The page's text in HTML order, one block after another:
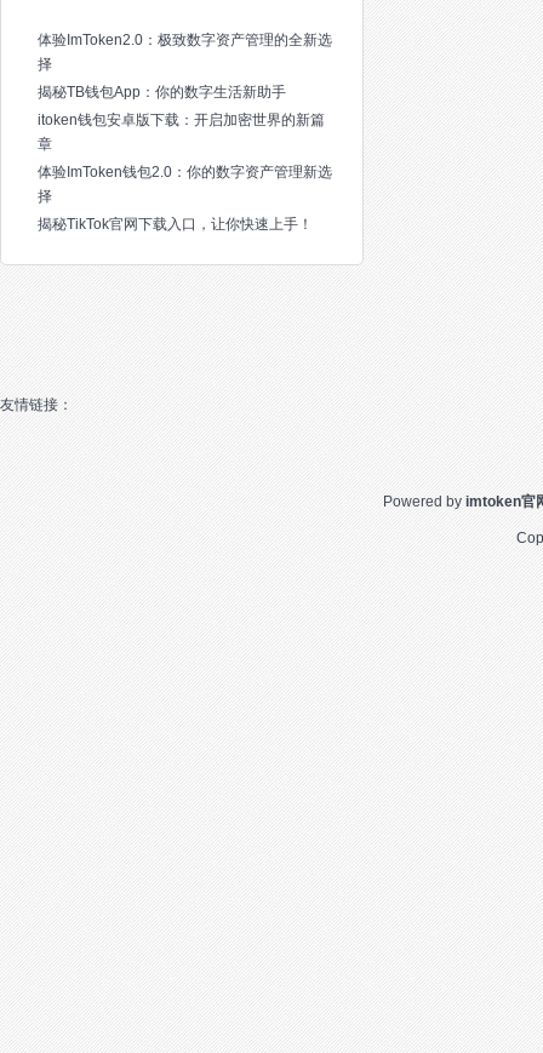
体验ImToken2.0：极致数字资产管理的全新选
择
揭秘TB钱包App：你的数字生活新助手
itoken钱包安卓版下载：开启加密世界的新篇
章
体验ImToken钱包2.0：你的数字资产管理新选
择
揭秘TikTok官网下载入口，让你快速上手！
友情链接：
Powered byimtoken官